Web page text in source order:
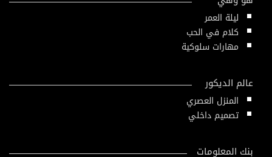
ليلة العمر
كلام في الحب
مهارات سلوكية
عالم الديكور
المنزل العصري
تصميم داخلي
بنك المعلومات